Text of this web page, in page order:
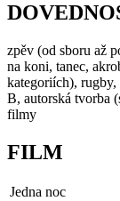
zpěv (od sboru až
na koni, tanec,
kategoriích),
B, autorská tvorba
filmy
FILM
Jedna noc